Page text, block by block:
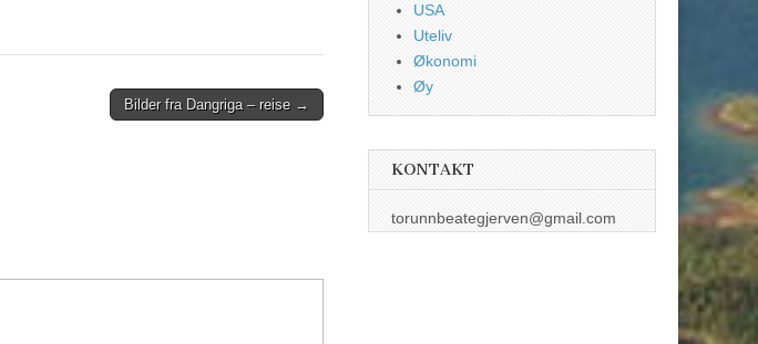
Bilder fra Dangriga – reise →
USA
Uteliv
Økonomi
Øy
KONTAKT
torunnbeategjerven@gmail.com